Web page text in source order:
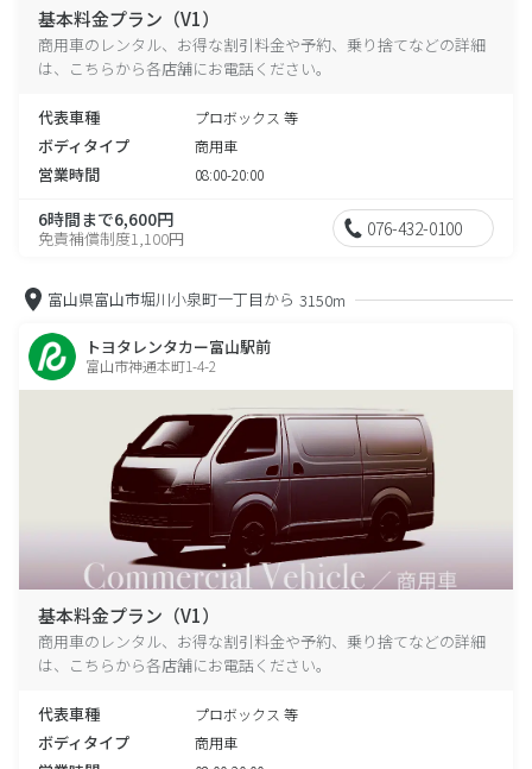
基本料金プラン（V1）
商用車のレンタル、お得な割引料金や予約、乗り捨てなどの詳細
は、こちらから各店舗にお電話ください。
代表車種 プロボックス 等
ボディタイプ 商用車
営業時間 08:00-20:00
6時間まで6,600円
免責補償制度1,100円 076-432-0100
富山県富山市堀川小泉町一丁目から 3150m
トヨタレンタカー富山駅前
富山市神通本町1-4-2
基本料金プラン（V1）
商用車のレンタル、お得な割引料金や予約、乗り捨てなどの詳細
は、こちらから各店舗にお電話ください。
代表車種 プロボックス 等
ボディタイプ 商用車